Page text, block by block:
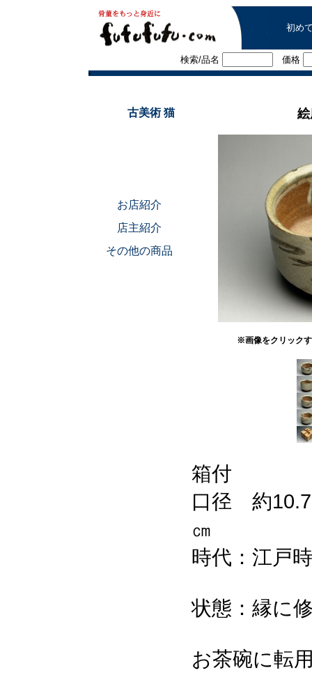
初め
検索/品名 価格
■
古美術 猫
お店紹介
店主紹介
その他の商品
※画像をクリック
箱付
口径 約
㎝
時代：江戸
状態：縁に
お茶碗に転